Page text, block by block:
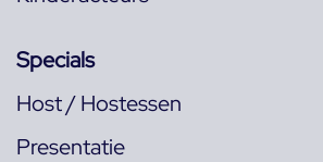
Specials
Host / Hostessen
Presentatie